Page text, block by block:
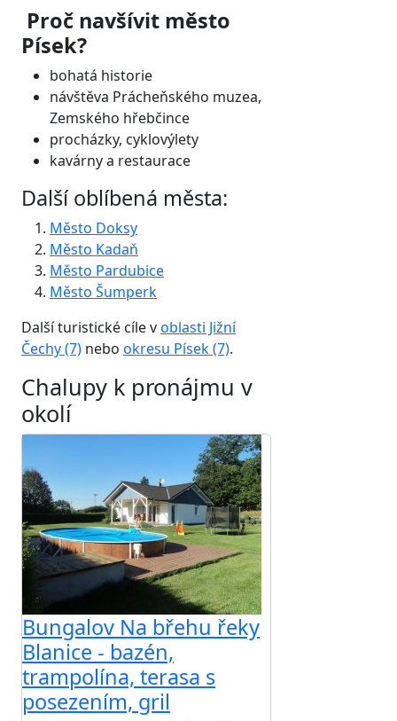
Proč navšívit město
Písek?
bohatá historie
návštěva Prácheňského muzea,
Zemského hřebčince
procházky, cyklovýlety
kavárny a restaurace
Další oblíbená města:
Město Doksy
Město Kadaň
Město Pardubice
Město Šumperk
Další turistické cíle voblasti Jižní
Čechy (7) nebo okresu Písek (7).
Chalupy k pronájmu v
okolí
Bungalov Na břehu řeky
Blanice - bazén,
trampolína, terasa s
posezením, gril